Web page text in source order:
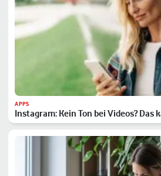
APPS
Instagram: Kein Ton bei Videos?